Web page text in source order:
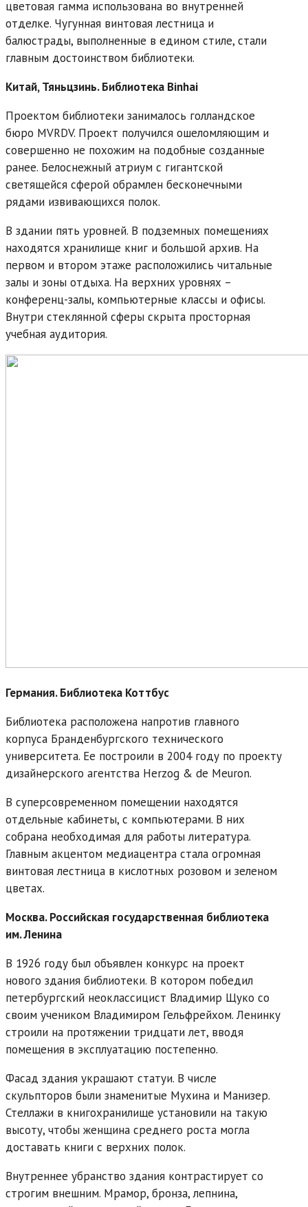
цветовая гамма использована во внутренней
отделке. Чугунная винтовая лестница и
балюстрады, выполненные в едином стиле, стали
главным достоинством библиотеки.
Китай, Тяньцзинь. Библиотека Binhai
Проектом библиотеки занималось голландское
бюро MVRDV. Проект получился ошеломляющим и
совершенно не похожим на подобные созданные
ранее. Белоснежный атриум с гигантской
светящейся сферой обрамлен бесконечными
рядами извивающихся полок.
В здании пять уровней. В подземных помещениях
находятся хранилище книг и большой архив. На
первом и втором этаже расположились читальные
залы и зоны отдыха. На верхних уровнях –
конференц-залы, компьютерные классы и офисы.
Внутри стеклянной сферы скрыта просторная
учебная аудитория.
Германия. Библиотека Коттбус
Библиотека расположена напротив главного
корпуса Бранденбургского технического
университета. Ее построили в 2004 году по проекту
дизайнерского агентства Herzog & de Meuron.
В суперсовременном помещении находятся
отдельные кабинеты, с компьютерами. В них
собрана необходимая для работы литература.
Главным акцентом медиацентра стала огромная
винтовая лестница в кислотных розовом и зеленом
цветах.
Москва. Российская государственная библиотека
им. Ленина
В 1926 году был объявлен конкурс на проект
нового здания библиотеки. В котором победил
петербургский неоклассицист Владимир Щуко со
своим учеником Владимиром Гельфрейхом. Ленинку
строили на протяжении тридцати лет, вводя
помещения в эксплуатацию постепенно.
Фасад здания украшают статуи. В числе
скульпторов были знаменитые Мухина и Манизер.
Стеллажи в книгохранилище установили на такую
высоту, чтобы женщина среднего роста могла
доставать книги с верхних полок.
Внутреннее убранство здания контрастирует со
строгим внешним. Мрамор, бронза, лепнина,